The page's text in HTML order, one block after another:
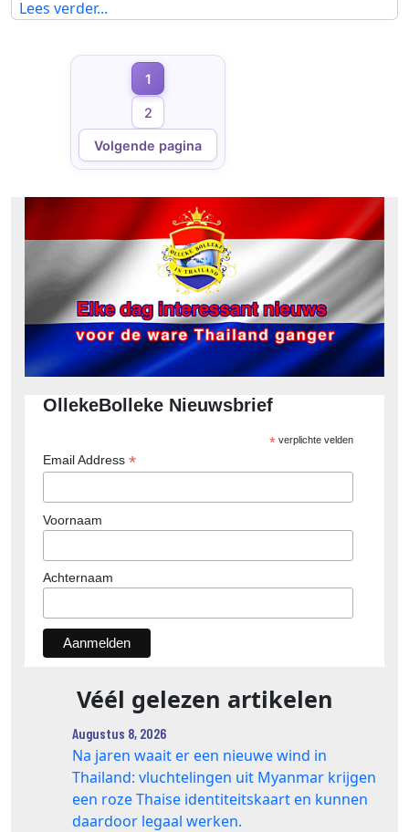
Lees verder...
Berichten
Pagina
1
Pagina
2
Volgende pagina
OllekeBolleke Nieuwsbrief
*verplichte velden
Email Address *
Voornaam
Achternaam
Véél gelezen artikelen
Augustus 8, 2026
Na jaren waait er een nieuwe wind in
Thailand: vluchtelingen uit Myanmar krijgen
een roze Thaise identiteitskaart en kunnen
daardoor legaal werken.